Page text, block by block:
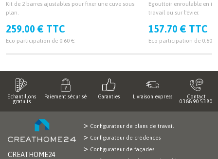
Kit de 2 barres ajustables pour fixer une cuve sous
plan.
259.00 € TTC
Eco participation de 0.60 €
Egouttoir enroulable en
travail ou sur l'évier.
157.70 € TTC
Eco participation de 0.60 €
Echantillons
gratuits
Paiement sécurisé Garanties Livraison express
Contact
03.88.90.53.80
CREATHOME24
Configurateur de plans de travail
Configurateur de crédences
Configurateur de façades